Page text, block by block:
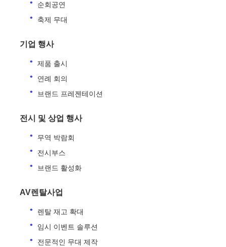
순회공연
축제 무대
기업 행사
제품 출시
연례 회의
브랜드 프레젠테이션
전시 및 상업 행사
무역 박람회
전시부스
브랜드 활성화
AV렌탈사업
렌탈 재고 확대
임시 이벤트 솔루션
전문적인 무대 제작